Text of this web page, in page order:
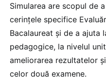
Simularea are scopul de
cerințele specifice
Bacalaureat și de a ajuta
pedagogice, la nivelul
ameliorarea rezultatelor
celor două examene.